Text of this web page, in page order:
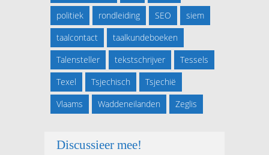
politiek
rondleiding SEO
siem
taalcontact
taalkundeboeken
Talensteller
tekstschrijver
Tessels
Texel
Tsjechisch
Tsjechië
Vlaams
Waddeneilanden Zeglis
Discussieer mee!